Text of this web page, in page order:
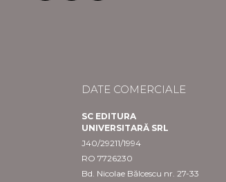
DATE COMERCIALE
SC EDITURA
UNIVERSITARĂ SRL
J40/29211/1994
RO 7726230
Bd. Nicolae Bălcescu nr. 27-33